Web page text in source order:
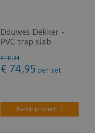
Douwes Dekker -
PVC trap slab
4 stuks
€ 111,34
€ 74,95 per set
Bekijk product